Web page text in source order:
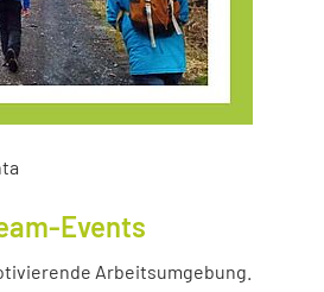
Events
Arbeitsumgebung.